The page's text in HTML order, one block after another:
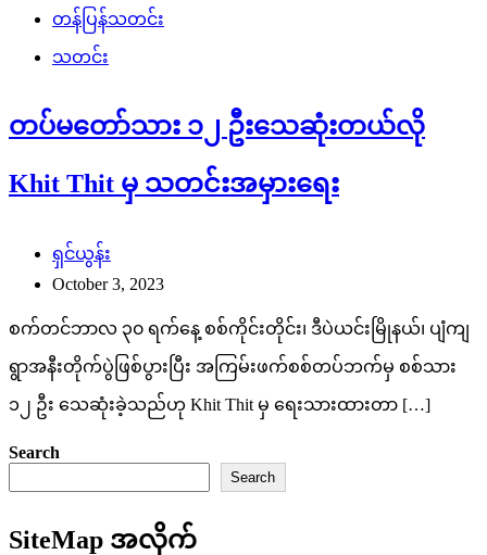
တန်ပြန်သတင်း
သတင်း
တပ်မတော်သား ၁၂ ဦးသေဆုံးတယ်လို
Khit Thit မှ သတင်းအမှားရေး
ရှင်ယွန်း
October 3, 2023
စက်တင်ဘာလ ၃၀ ရက်နေ့ စစ်ကိုင်းတိုင်း၊ ဒီပဲယင်းမြိုနယ်၊ ပျံကျ
ရွာအနီးတိုက်ပွဲဖြစ်ပွားပြီး အကြမ်းဖက်စစ်တပ်ဘက်မှ စစ်သား
၁၂ ဦး သေဆုံးခဲ့သည်ဟု Khit Thit မှ ရေးသားထားတာ […]
Search
Search
SiteMap အလိုက်